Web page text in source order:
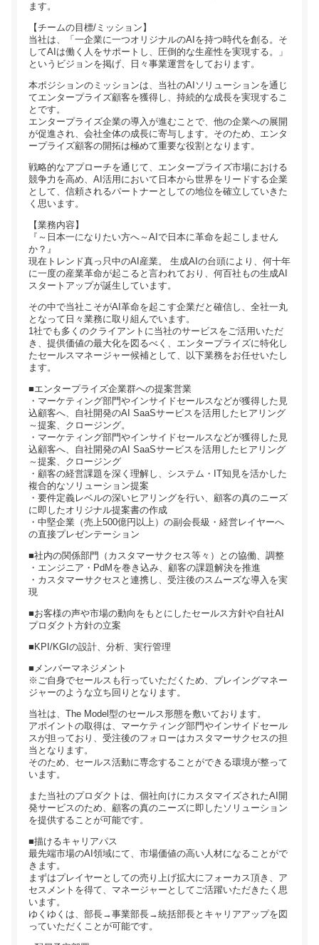
ます。
【チームの目標/ミッション】
当社は、「一企業に一つオリジナルのAIを持つ時代を創る。そ
してAIは働く人をサポートし、圧倒的な生産性を実現する。」
というビジョンを掲げ、日々事業運営をしております。
本ポジションのミッションは、当社のAIソリューションを通じ
てエンタープライズ顧客を獲得し、持続的な成長を実現するこ
とです。
エンタープライズ企業の導入が進むことで、他の企業への展開
が促進され、会社全体の成長に寄与します。そのため、エンタ
ープライズ顧客の開拓は極めて重要な役割となります。
戦略的なアプローチを通じて、エンタープライズ市場における
競争力を高め、AI活用において日本から世界をリードする企業
として、信頼されるパートナーとしての地位を確立していきた
く思います。
【業務内容】
『～日本一になりたい方へ～AIで日本に革命を起こしません
か？』
現在トレンド真っ只中のAI産業。 生成AIの台頭により、何十年
に一度の産業革命が起こると言われており、何百社もの生成AI
スタートアップが誕生しています。
その中で当社こそがAI革命を起こす企業だと確信し、全社一丸
となって日々業務に取り組んでいます。
1社でも多くのクライアントに当社のサービスをご活用いただ
き、提供価値の最大化を図るべく、エンタープライズに特化し
たセールスマネージャー候補として、以下業務をお任せいたし
ます。
■エンタープライズ企業群への提案営業
・マーケティング部門やインサイドセールスなどが獲得した見
込顧客へ、自社開発のAI SaaSサービスを活用したヒアリング
～提案、クロージング。
・マーケティング部門やインサイドセールスなどが獲得した見
込顧客へ、自社開発のAI SaaSサービスを活用したヒアリング
～提案、クロージング
・顧客の経営課題を深く理解し、システム・IT知見を活かした
複合的なソリューション提案
・要件定義レベルの深いヒアリングを行い、顧客の真のニーズ
に即したオリジナル提案書の作成
・中堅企業（売上500億円以上）の副会長級・経営レイヤーへ
の直接プレゼンテーション
■社内の関係部門（カスタマーサクセス等々）との協働、調整
・エンジニア・PdMを巻き込み、顧客の課題解決を推進
・カスタマーサクセスと連携し、受注後のスムーズな導入を実
現
■お客様の声や市場の動向をもとにしたセールス方針や自社AI
プロダクト方針の立案
■KPI/KGIの設計、分析、実行管理
■メンバーマネジメント
※ご自身でセールスも行っていただくため、プレイングマネー
ジャーのような立ち回りとなります。
当社は、The Model型のセールス形態を敷いております。
アポイントの取得は、マーケティング部門やインサイドセール
スが担っており、受注後のフォローはカスタマーサクセスの担
当となります。
そのため、セールス活動に専念することができる環境が整って
います。
また当社のプロダクトは、個社向けにカスタマイズされたAI開
発サービスのため、顧客の真のニーズに即したソリューション
を提供することが可能です。
■描けるキャリアパス
最先端市場のAI領域にて、市場価値の高い人材になることがで
きます。
まずはプレイヤーとしての売り上げ拡大にフォーカス頂き、ア
セスメントを得て、マネージャーとしてご活躍いただきたく思
います。
ゆくゆくは、部長→事業部長→統括部長とキャリアアップを図
っていただくことが可能です。